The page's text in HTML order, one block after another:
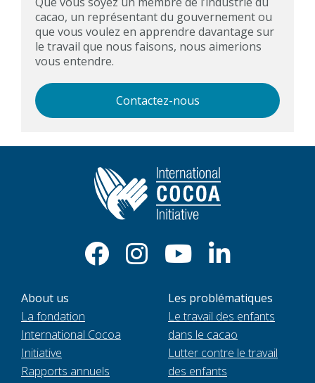
cacao, un représentant du gouvernement ou
que vous voulez en apprendre davantage sur
le travail que nous faisons, nous aimerions
vous entendre.
Contactez-nous
About us
La fondation
International Cocoa
Initiative
Rapports annuels
Les problématiques
Le travail des enfants
dans le cacao
Lutter contre le travail
des enfants